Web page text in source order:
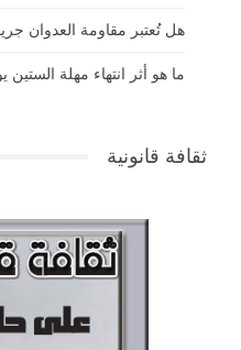
هل تُعتبر مقاومة العدوان
ما هو أثر انتهاء مهلة الستين
ثقافة قانونية